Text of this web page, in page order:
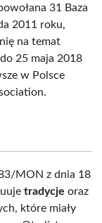
31 Baza
2011 roku,
na temat
25 maja 2018
w Polsce
MON z dnia 18
tradycje oraz
które miały